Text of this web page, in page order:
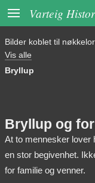
 Varteig
Bilder koblet til
Vis alle
Bryllup
Bryllup og
At to mennesker lover
en stor begivenhet.
for familie og venner.